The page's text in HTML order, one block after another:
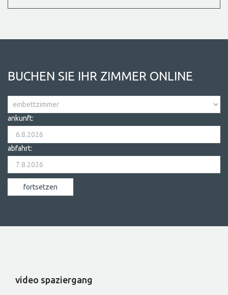
BUCHEN SIE IHR ZIMMER ONLINE
ankunft:
abfahrt:
video spaziergang